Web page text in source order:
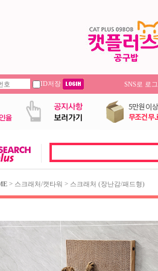
ID저장 SNS로 로
> 스크래처/캣타워 > 스크래처 (장난감/패드형)